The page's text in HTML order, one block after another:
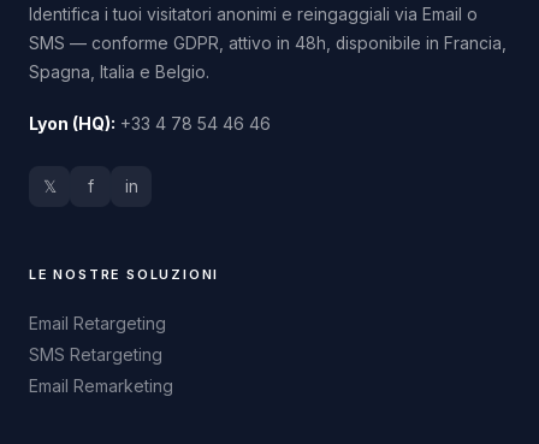
Identifica i tuoi visitatori anonimi e reingaggiali via Email o
SMS — conforme GDPR, attivo in 48h, disponibile in Francia,
Spagna, Italia e Belgio.
Lyon (HQ): +33 4 78 54 46 46
𝕏 f in
LE NOSTRE SOLUZIONI
Email Retargeting
SMS Retargeting
Email Remarketing